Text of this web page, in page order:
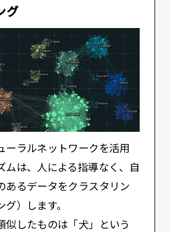
グ
ーラルネットワークを活用
ムは、人による指導なく、自
あるデータをクラスタリン
）します。
似したものは「犬」という